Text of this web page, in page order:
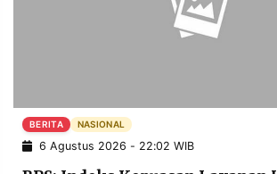
PRIVACY
POLICY
BERITA
INFORMASI
BERITA NASIONAL
6 Agustus 2026 - 22:02 WIB